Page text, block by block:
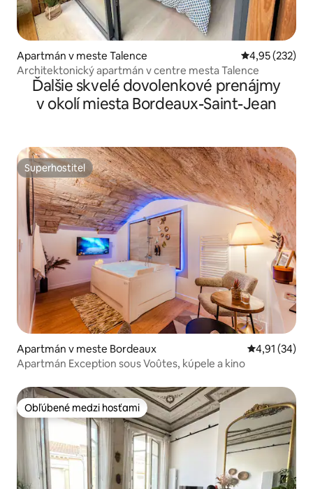
Apartmán v meste Talence Priemerné
4,95 (232)
Architektonický apartmán v centre mesta Talence
Ďalšie skvelé dovolenkové prenájmy
v okolí miesta Bordeaux-Saint-Jean
Superhostiteľ
Superhostiteľ
Apartmán v meste Bordeaux Priemerné
4,91 (34)
Apartmán Exception sous Voûtes, kúpele a kino
Obľúbené medzi hosťami
Obľúbené medzi hosťami